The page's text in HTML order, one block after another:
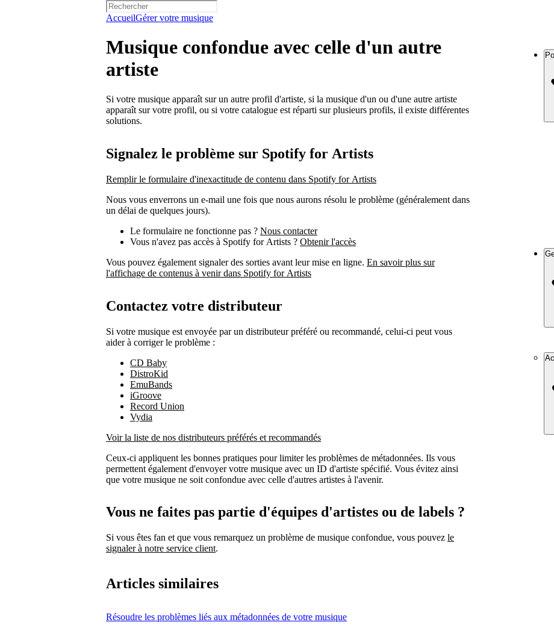
AccueilGérer votre musique
Musique confondue avec celle d'un autre
artiste
Si votre musique apparaît sur un autre profil d'artiste, si la musique d'un ou d'une autre artiste
apparaît sur votre profil, ou si votre catalogue est réparti sur plusieurs profils, il existe différentes
solutions.
Signalez le problème sur Spotify for Artists
Remplir le formulaire d'inexactitude de contenu dans Spotify for Artists
Nous vous enverrons un e-mail une fois que nous aurons résolu le problème (généralement dans
un délai de quelques jours).
Le formulaire ne fonctionne pas ? Nous contacter
Vous n'avez pas accès à Spotify for Artists ? Obtenir l'accès
Vous pouvez également signaler des sorties avant leur mise en ligne. En savoir plus sur
l'affichage de contenus à venir dans Spotify for Artists
Contactez votre distributeur
Si votre musique est envoyée par un distributeur préféré ou recommandé, celui-ci peut vous
aider à corriger le problème :
CD Baby
DistroKid
EmuBands
iGroove
Record Union
Vydia
Voir la liste de nos distributeurs préférés et recommandés
Ceux-ci appliquent les bonnes pratiques pour limiter les problèmes de métadonnées. Ils vous
permettent également d'envoyer votre musique avec un ID d'artiste spécifié. Vous évitez ainsi
que votre musique ne soit confondue avec celle d'autres artistes à l'avenir.
Vous ne faites pas partie d'équipes d'artistes ou de labels ?
Si vous êtes fan et que vous remarquez un problème de musique confondue, vous pouvez le
signaler à notre service client.
Articles similaires
Résoudre les problèmes liés aux métadonnées de votre musique